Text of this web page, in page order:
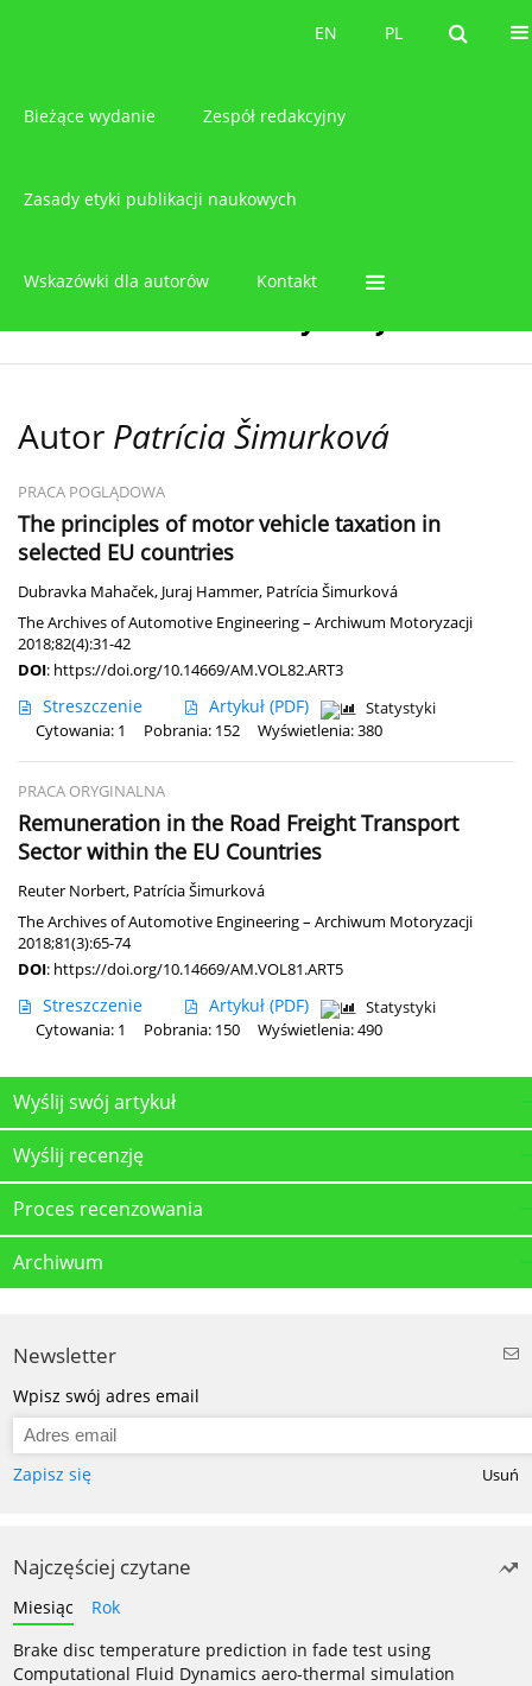
PL
EN PL
EN
Bieżące wydanie Zespół redakcyjny
Zasady etyki publikacji naukowych
Wskazówki dla autorów Kontakt
Autor Patrícia Šimurková
PRACA POGLĄDOWA
The principles of motor vehicle taxation in
selected EU countries
Dubravka Mahaček, Juraj Hammer, Patrícia Šimurková
The Archives of Automotive Engineering – Archiwum Motoryzacji
2018;82(4):31-42
DOI: https://doi.org/10.14669/AM.VOL82.ART3
Streszczenie Artykuł (PDF)
Statystyki
Cytowania: 1
Pobrania: 152 Wyświetlenia: 380
PRACA ORYGINALNA
Remuneration in the Road Freight Transport
Sector within the EU Countries
Reuter Norbert, Patrícia Šimurková
The Archives of Automotive Engineering – Archiwum Motoryzacji
2018;81(3):65-74
DOI: https://doi.org/10.14669/AM.VOL81.ART5
Streszczenie Artykuł (PDF)
Statystyki
Cytowania: 1
Pobrania: 150 Wyświetlenia: 490
Wyślij swój artykuł
Wyślij recenzję
Proces recenzowania
Archiwum
Newsletter
Wpisz swój adres email
Zapisz się Usuń
Najczęściej czytane
Miesiąc
Rok
Brake disc temperature prediction in fade test using
Computational Fluid Dynamics aero-thermal simulation